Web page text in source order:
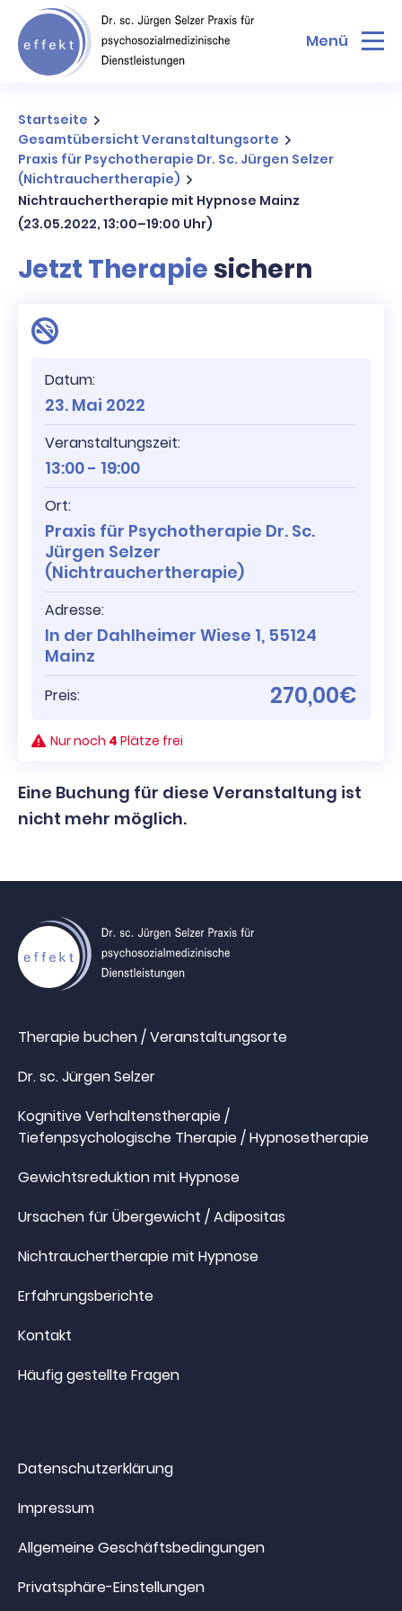
Menü
Startseite
Gesamtübersicht Veranstaltungsorte
Praxis für Psychotherapie Dr. Sc. Jürgen Selzer
(Nichtrauchertherapie)
Nichtrauchertherapie mit Hypnose Mainz
(23.05.2022, 13:00–19:00 Uhr)
Jetzt Therapie sichern
Datum:
23. Mai 2022
Veranstaltungszeit:
13:00 - 19:00
Ort:
Praxis für Psychotherapie Dr. Sc.
Jürgen Selzer
(Nichtrauchertherapie)
Adresse:
In der Dahlheimer Wiese 1, 55124
Mainz
Preis: 270,00€
Nur noch 4 Plätze frei
Eine Buchung für diese Veranstaltung ist
nicht mehr möglich.
Therapie buchen / Veranstaltungsorte
Dr. sc. Jürgen Selzer
Kognitive Verhaltenstherapie /
Tiefenpsychologische Therapie / Hypnosetherapie
Gewichtsreduktion mit Hypnose
Ursachen für Übergewicht / Adipositas
Nichtrauchertherapie mit Hypnose
Erfahrungsberichte
Kontakt
Häufig gestellte Fragen
Datenschutzerklärung
Impressum
Allgemeine Geschäftsbedingungen
Privatsphäre-Einstellungen